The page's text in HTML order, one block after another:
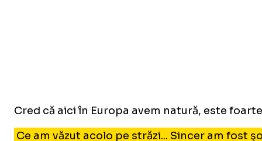
Cred că aici în Europa avem natură, este
Ce am văzut acolo pe străzi... Sincer am fost